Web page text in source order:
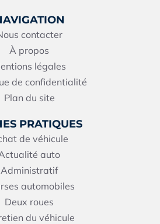
PRATIQUES
de véhicule
auto
Administratif
automobiles
Deux roues
du véhicule
contacter
À propos
légales
de confidentialité
Plan du site